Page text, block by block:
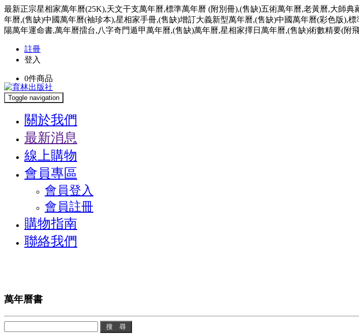
最新正宗星相家萬年曆(25K),天文干支萬年曆,標準萬年曆 (附別冊),(售缺)五術萬年曆,老黃曆,大師
年曆,(售缺)中國萬年曆(袖珍本),星相家手冊,(售缺)增訂大義新型萬年曆,(售缺)中國萬年曆(彩色版),
陽萬年運命書,萬年曆擂台,八字奇門遁甲萬年曆,(售缺)萬年曆,星相家擇日萬年曆,(售缺)術數精要(附
註冊
登入
0件商品
Toggle navigation
關於我們
最新消息
線上購物
會員專區
會員登入
會員註冊
購物指南
聯絡我們
萬年曆書